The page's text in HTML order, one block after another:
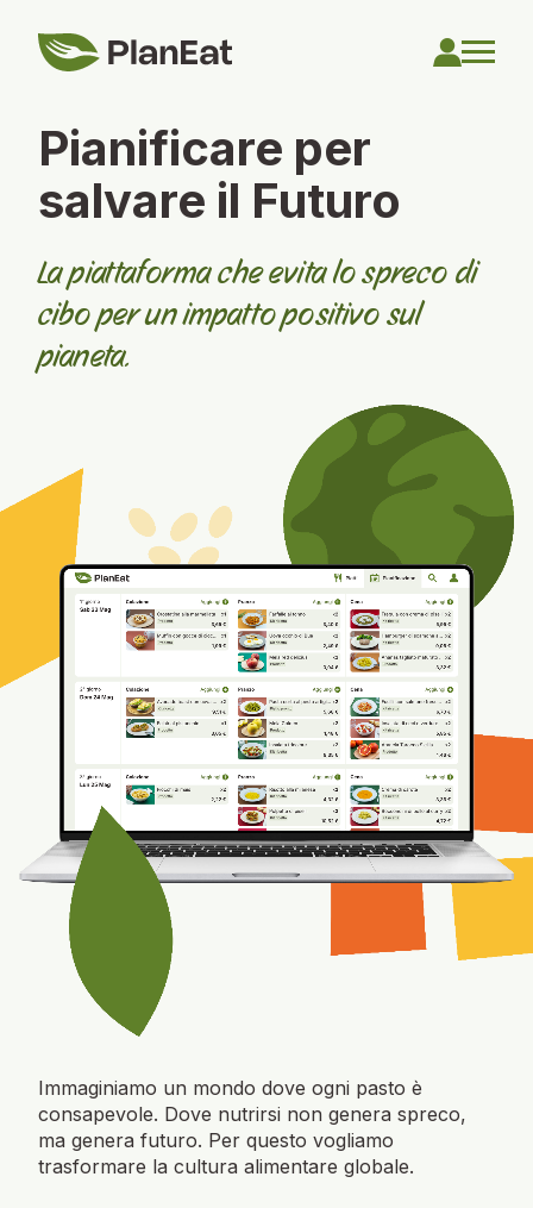
Pianificare per
salvare il Futuro
La piattaforma che evita lo spreco di
ciboper un impattopositivo sul
pianeta.
Immaginiamo un mondo dove ogni pasto è
consapevole. Dove nutrirsi non genera spreco,
ma genera futuro. Per questo vogliamo
trasformare la cultura alimentare globale.